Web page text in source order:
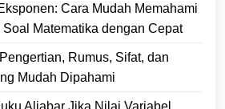
Cara Mudah Memahami
Matematika dengan Cepat
Rumus, Sifat, dan
Mudah Dipahami
Aljabar Jika Nilai Variabel